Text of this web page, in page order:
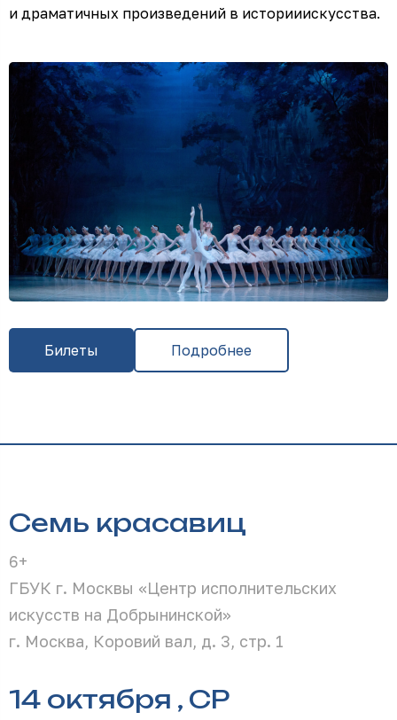
и драматичных произведений в историиискусства.
Билеты Подробнее
Семь красавиц
6+
ГБУК г. Москвы «Центр исполнительских
искусств на Добрынинской»
г. Москва, Коровий вал, д. 3, стр. 1
14 октября , СР